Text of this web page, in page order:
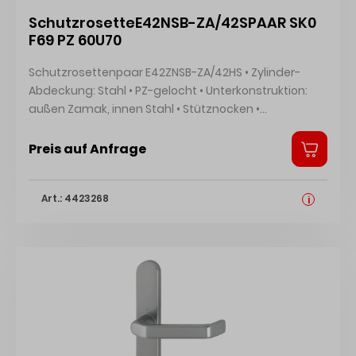
SchutzrosetteE42NSB-ZA/42SPAAR SK0
F69 PZ 60U70
Schutzrosettenpaar E42ZNSB-ZA/42HS • Zylinder-
Abdeckung: Stahl • PZ-gelocht • Unterkonstruktion:
außen Zamak, innen Stahl • Stütznocken •
Gewindeschrauben M5 Hersteller: HOPPE AG, Am
+4964289320, info@hoppe.com
Preis auf Anfrage
Art.: 4423268 i